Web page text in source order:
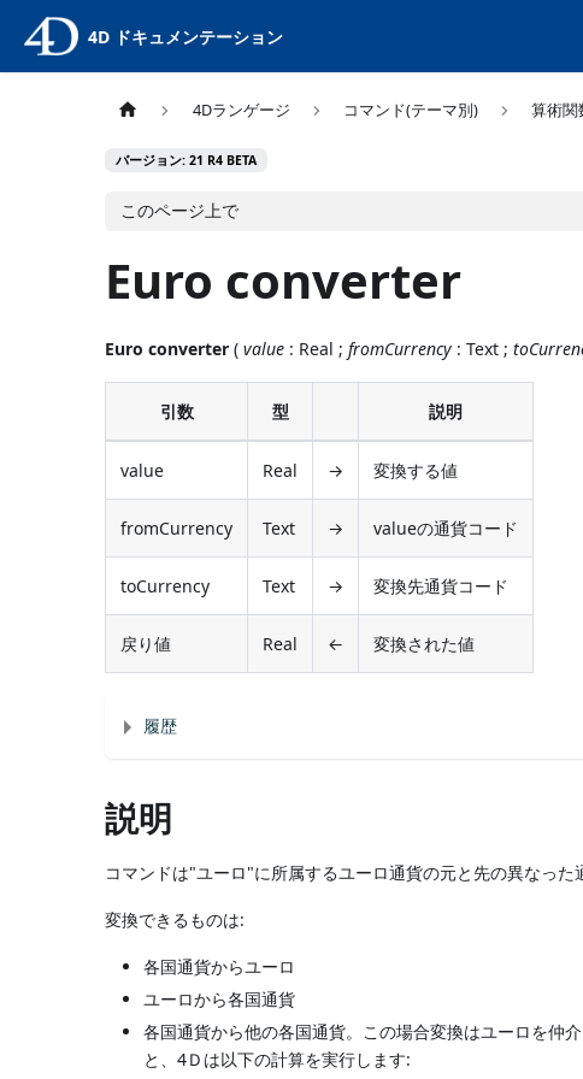
4D ドキュメンテーション
4Dランゲージ コマンド(テーマ別) 算術関
バージョン: 21 R4 BETA
このページ上で
Euro converter
Euro converter (value : Real ;fromCurrency : Text ;
引数 型 説明
value Real → 変換する値
fromCurrency Text → valueの通貨コード
toCurrency Text → 変換先通貨コード
戻り値 Real ← 変換された値
履歴
説明
コマンドは"ユーロ"に所属するユーロ通貨の元と先の異なった
変換できるものは:
各国通貨からユーロ
ユーロから各国通貨
各国通貨から他の各国通貨。この場合変換はユーロを仲
と、4Ｄは以下の計算を実行します: